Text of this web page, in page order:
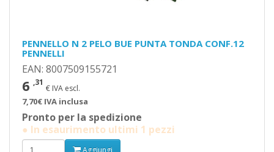
PENNELLO N 2 PELO BUE PUNTA TONDA CONF.12
PENNELLI
EAN: 8007509155721
6 ,31
€ IVA escl.
7,70€ IVA inclusa
Pronto per la spedizione
● In esaurimento ultimi 1 pezzi
Aggiungi